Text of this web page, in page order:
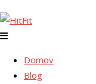
Domov
Blog